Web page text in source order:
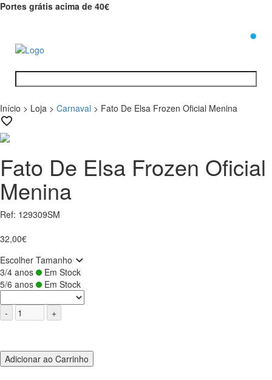
Portes grátis acima de 40€
Início > Loja > Carnaval > Fato De Elsa Frozen Oficial Menina
Fato De Elsa Frozen Oficial
Menina
Ref: 129309SM
32,00€
Escolher Tamanho
3/4 anos
Em Stock
5/6 anos
Em Stock
Adicionar ao Carrinho